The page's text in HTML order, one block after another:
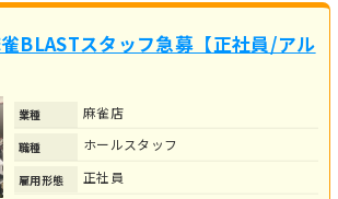
雀BLASTスタッフ急募【正社員/アル
業種 麻雀店
職種 ホールスタッフ
雇用形態 正社員